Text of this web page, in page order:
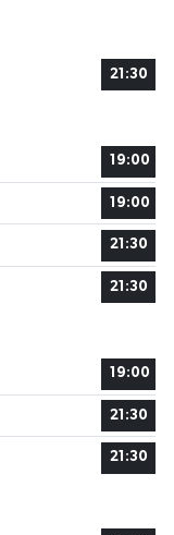
21:30
19:00
19:00
21:30
21:30
19:00
21:30
21:30